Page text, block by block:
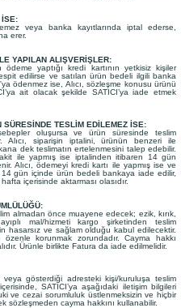
İSE:
veya banka kayıtlarında iptal ederse,
erer.
YAPILAN ALIŞVERİŞLER:
yaptığı kredi kartının yetkisiz kişiler
edilirse ve satılan ürün bedeli ilgili banka
ödenmez ise, Alıcı, sözleşme konusu ürünü
ait olacak şekilde SATICI’ya iade etmek
TESLİM EDİLEMEZ İSE:
sebepler oluşursa ve ürün süresinde teslim
Alıcı, siparişin iptalini, ürünün benzeri ile
dek teslimatın ertelenmesini talep edebilir.
ile yapmış ise iptalinden itibaren 14 gün
Alıcı, ödemeyi kredi kartı ile yapmış ise ve
gün içinde ürün bedeli bankaya iade edilir,
içerisinde aktarması olasıdır.
almadan önce muayene edecek; ezik, kırık,
mal/hizmeti kargo şirketinden teslim
hasarsız ve sağlam olduğu kabul edilecektir.
korunmak zorundadır. Cayma hakkı
Ürünle birlikte Fatura da iade edilmelidir.
gösterdiği adresteki kişi/kuruluşa teslim
SATICI’ya aşağıdaki iletişim bilgileri
ve cezai sorumluluk üstlenmeksizin ve hiçbir
sözleşmeden cayma hakkını kullanabilir.